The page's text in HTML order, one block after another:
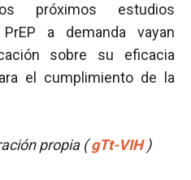
próximos estudios
a demanda vayan
sobre su eficacia
el cumplimiento de la
propia ( gTt-VIH )